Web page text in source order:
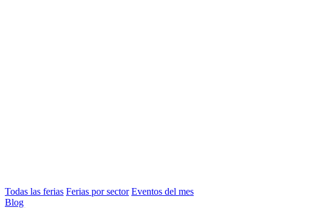
Todas las ferias Ferias por sector Eventos del mes
Blog